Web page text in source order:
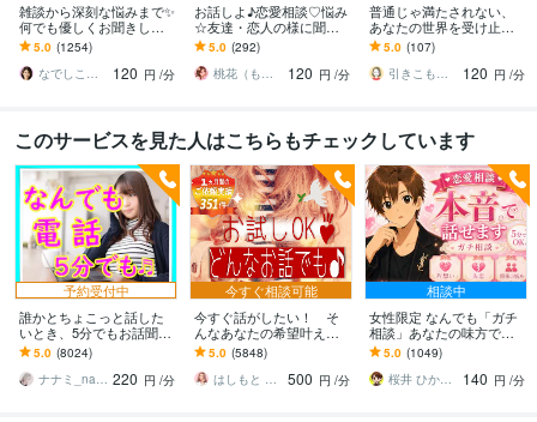
雑談から深刻な悩みまで✨
何でも優しくお聞きしま
す 恋愛・人間関係・仕
事・職場・家族✅どんな事
でも受け止めます❗
5.0 (1254)
なでしこママ ✿ 幸せ案内人
120 円 /分
お話しよ♪恋愛相談♡悩み
☆友達・恋人の様に聞き
ます YouTuber!悩み相談・
復縁・片思い・成就しま
す様に♪
5.0 (292)
桃花（ももか）♡強運パワー心のオアシス♡
120 円 /分
普通じゃ満たされない、
あなたの世界を受け止め
ます 妄想・願望・秘密も
そのままで♥誰にも邪魔さ
れない特別空間
5.0 (107)
引きこもり女子サクラ✨実績1200件超
120 円 /分
このサービスを見た人はこちらもチェックしています
予約受付中
誰かとちょこっと話した
いとき、5分でもお話聞き
ます 疲れた～、でもカウ
ンセリングじゃない、な
んとなく雑談聞いて～
5.0 (8024)
ナナミ_nanami 220 円 /分
今すぐ相談可能
今すぐ話がしたい！ そ
んなあなたの希望叶えま
す 今日あったことから深
刻な悩みまで☆何でも打
ち明けてください。
5.0 (5848)
はしもと ゆっこ♡救急こころの相談室
500 円 /分
相談中
女性限定 なんでも「ガチ
相談」あなたの味方で話
ます 男性目線で、あなた
の恋の“答え”を言葉にしま
す。
5.0 (1049)
桜井 ひかる｜経験豊富の恋愛相談室
140 円 /分